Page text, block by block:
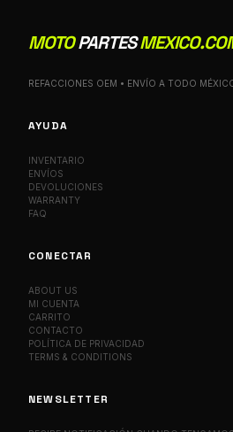
MOTOPARTES
REFACCIONES OEM • ENVÍO A TODO
AYUDA
INVENTARIO
ENVÍOS
DEVOLUCIONES
WARRANTY
FAQ
CONECTAR
ABOUT US
MI CUENTA
CARRITO
CONTACTO
POLÍTICA DE PRIVACIDAD
TERMS & CONDITIONS
NEWSLETTER